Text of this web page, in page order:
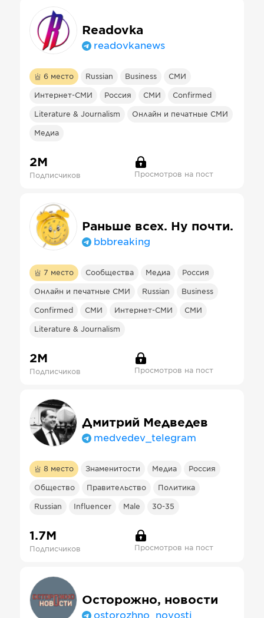
Readovka
readovkanews
6 место Russian Business СМИ
Интернет-СМИ Россия СМИ Confirmed
Literature & Journalism Онлайн и печатные СМИ
Медиа
2М
Подписчиков Просмотров на пост
Раньше всех. Ну почти.
bbbreaking
7 место Сообщества Медиа Россия
Онлайн и печатные СМИ Russian Business
Confirmed СМИ Интернет-СМИ СМИ
Literature & Journalism
2М
Подписчиков Просмотров на пост
Дмитрий Медведев
medvedev_telegram
8 место Знаменитости Медиа Россия
Общество Правительство Политика
Russian Influencer Male 30-35
1.7М
Подписчиков Просмотров на пост
Осторожно, новости
ostorozhno_novosti